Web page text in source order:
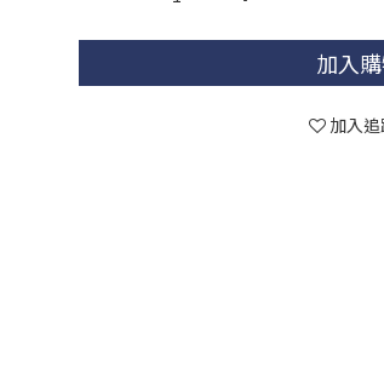
加入
加入